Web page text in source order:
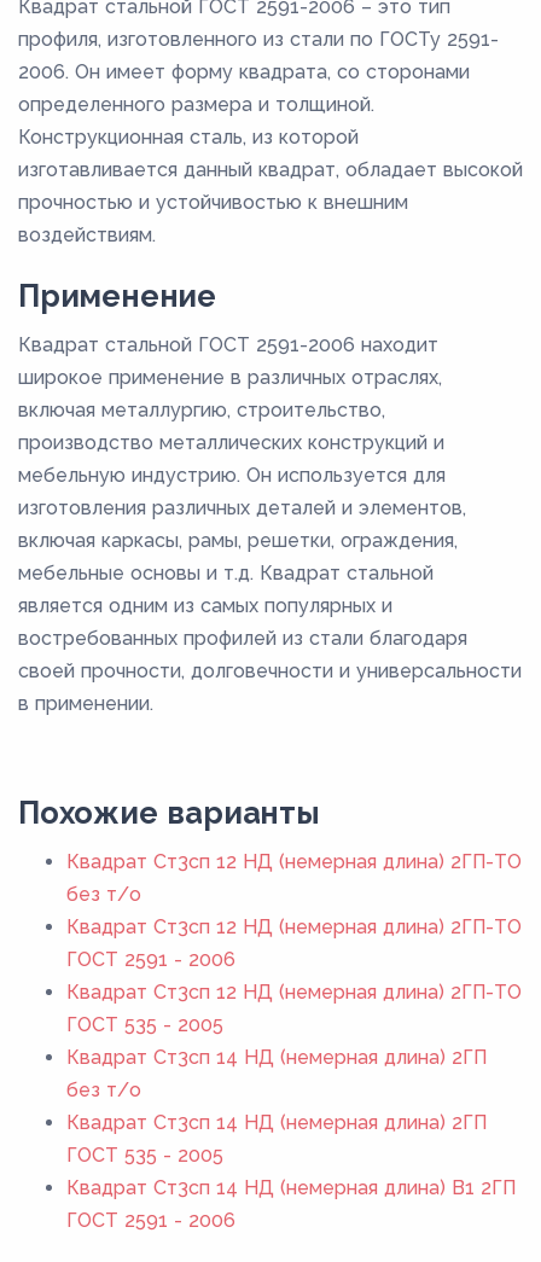
Квадрат стальной ГОСТ 2591-2006 – это тип
профиля, изготовленного из стали по ГОСТу 2591-
2006. Он имеет форму квадрата, со сторонами
определенного размера и толщиной.
Конструкционная сталь, из которой
изготавливается данный квадрат, обладает высокой
прочностью и устойчивостью к внешним
воздействиям.
Применение
Квадрат стальной ГОСТ 2591-2006 находит
широкое применение в различных отраслях,
включая металлургию, строительство,
производство металлических конструкций и
мебельную индустрию. Он используется для
изготовления различных деталей и элементов,
включая каркасы, рамы, решетки, ограждения,
мебельные основы и т.д. Квадрат стальной
является одним из самых популярных и
востребованных профилей из стали благодаря
своей прочности, долговечности и универсальности
в применении.
Похожие варианты
Квадрат Ст3сп 12 НД (немерная длина) 2ГП-ТО
без т/о
Квадрат Ст3сп 12 НД (немерная длина) 2ГП-ТО
ГОСТ 2591 - 2006
Квадрат Ст3сп 12 НД (немерная длина) 2ГП-ТО
ГОСТ 535 - 2005
Квадрат Ст3сп 14 НД (немерная длина) 2ГП
без т/о
Квадрат Ст3сп 14 НД (немерная длина) 2ГП
ГОСТ 535 - 2005
Квадрат Ст3сп 14 НД (немерная длина) В1 2ГП
ГОСТ 2591 - 2006